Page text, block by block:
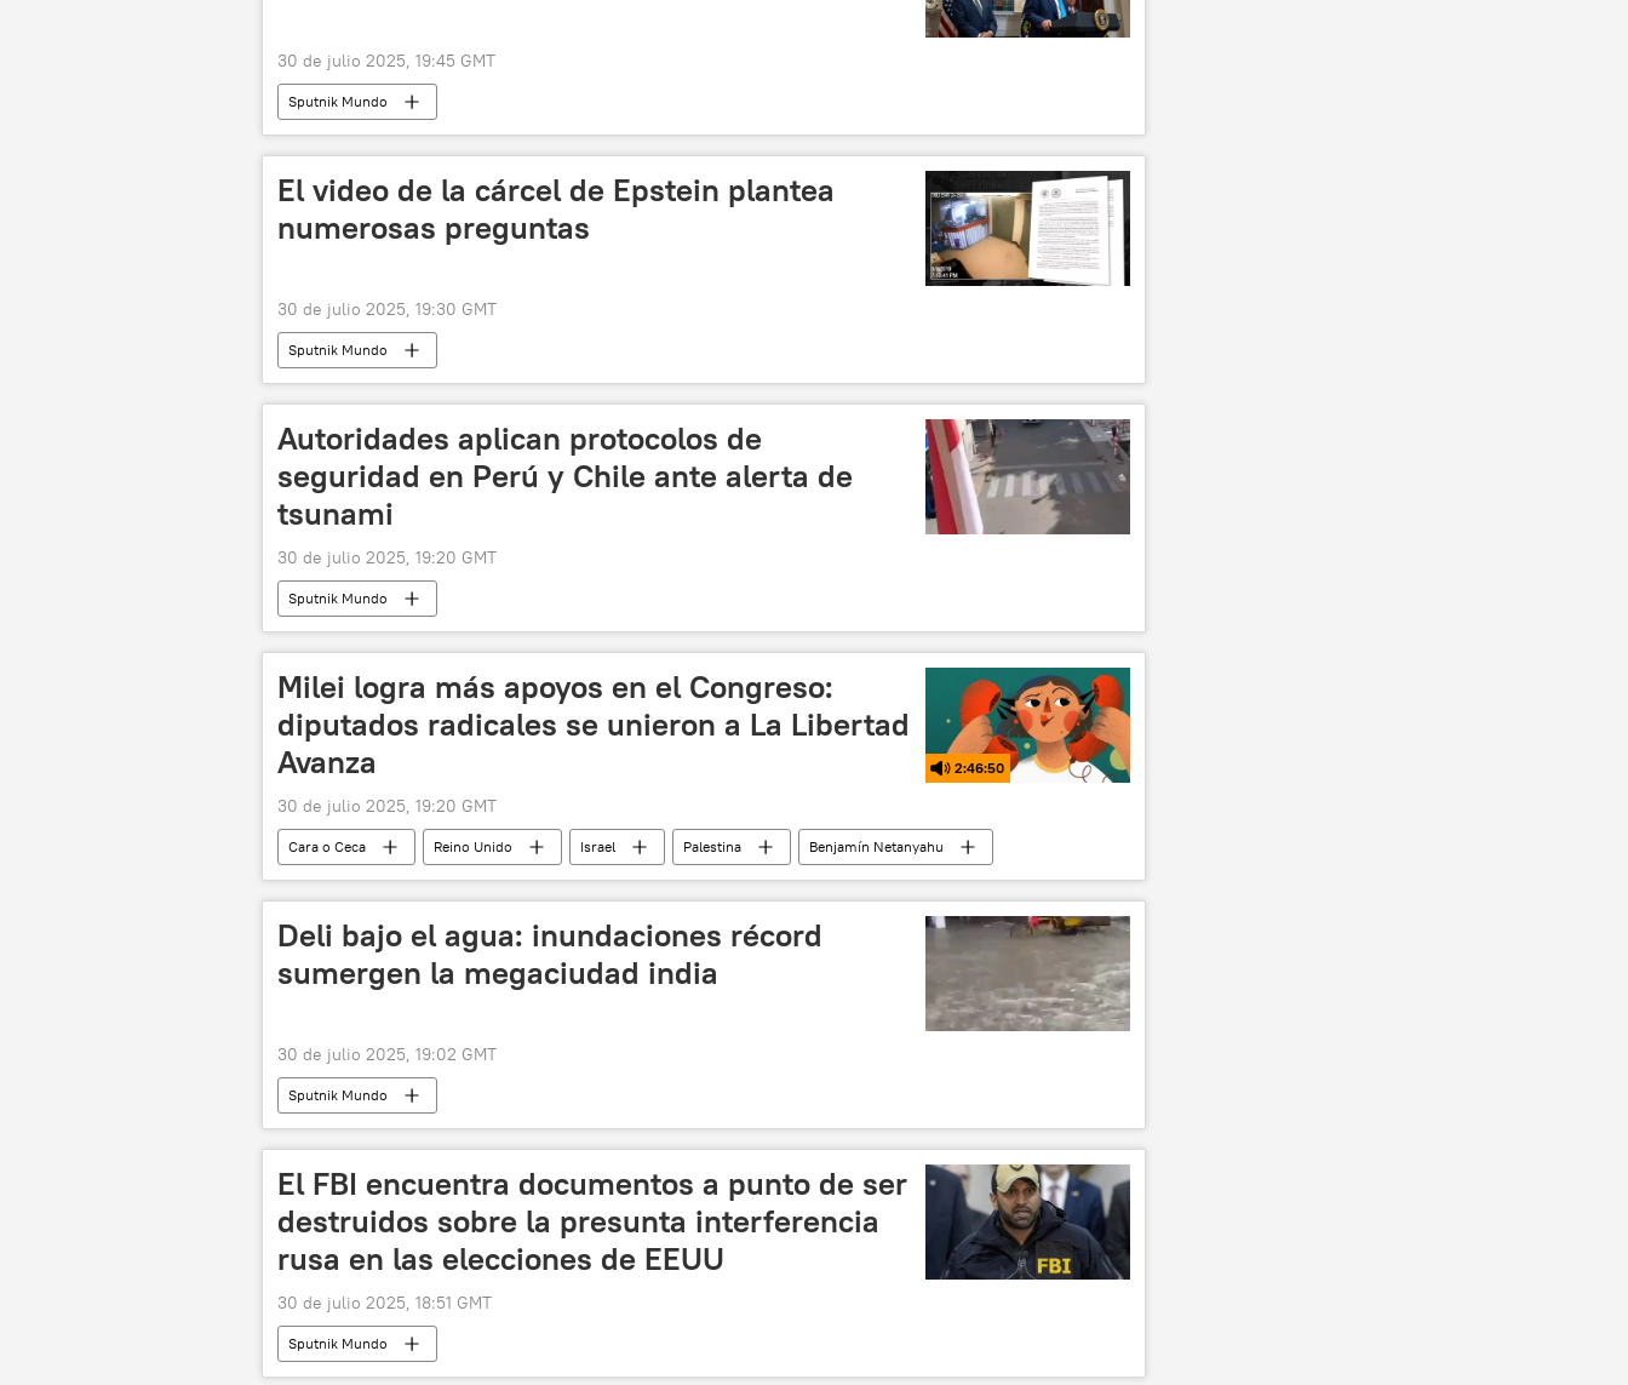
30 de julio 2025, 19:45 GMT
Sputnik Mundo
El video de la cárcel de Epstein plantea
numerosas preguntas
30 de julio 2025, 19:30 GMT
Sputnik Mundo
Autoridades aplican protocolos de
seguridad en Perú y Chile ante alerta de
tsunami
30 de julio 2025, 19:20 GMT
Sputnik Mundo
Milei logra más apoyos en el Congreso:
diputados radicales se unieron a La Libertad
Avanza
2:46:50
30 de julio 2025, 19:20 GMT
Cara o Ceca Reino Unido Israel Palestina
Benjamín Netanyahu
Keir Starmer
Javier Milei ONU
Deli bajo el agua: inundaciones récord
sumergen la megaciudad india
30 de julio 2025, 19:02 GMT
Sputnik Mundo
El FBI encuentra documentos a punto de ser
destruidos sobre la presunta interferencia
rusa en las elecciones de EEUU
30 de julio 2025, 18:51 GMT
Sputnik Mundo